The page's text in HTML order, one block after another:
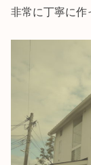
非常に丁寧に作